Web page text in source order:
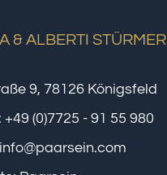
& ALBERTI STÜRMER
9, 78126 Königsfeld
+49 (0)7725 - 91 55 980
info@paarsein.com